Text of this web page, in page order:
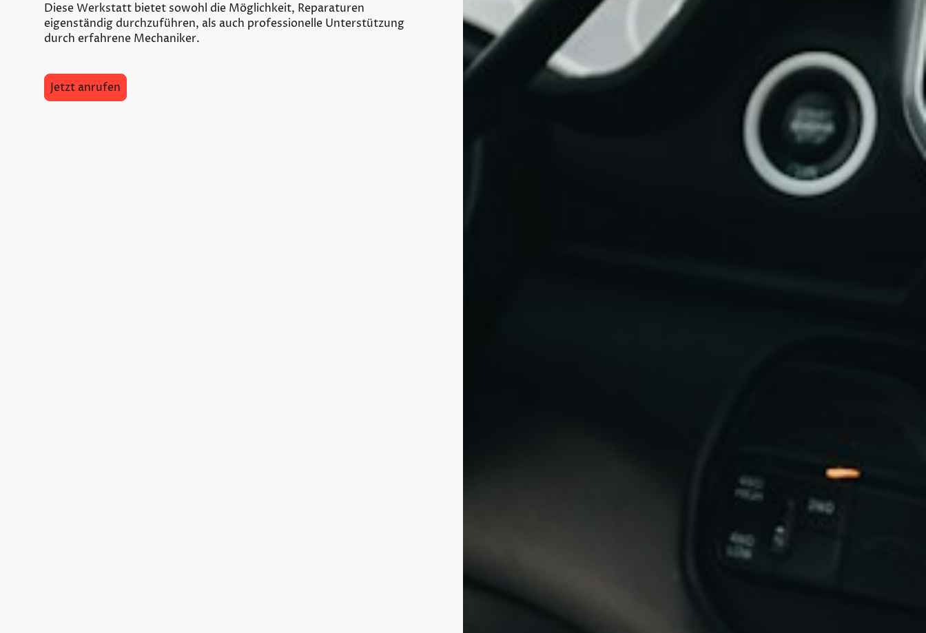
Diese Werkstatt bietet sowohl die Möglichkeit, Reparaturen
eigenständig durchzuführen, als auch professionelle Unterstützung
durch erfahrene Mechaniker.
Jetzt anrufen